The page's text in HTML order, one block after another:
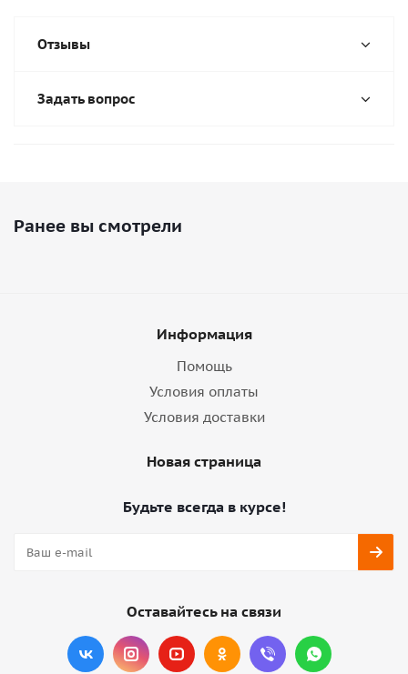
Отзывы
Задать вопрос
Ранее вы смотрели
Информация
Помощь
Условия оплаты
Условия доставки
Новая страница
Будьте всегда в курсе!
Оставайтесь на связи